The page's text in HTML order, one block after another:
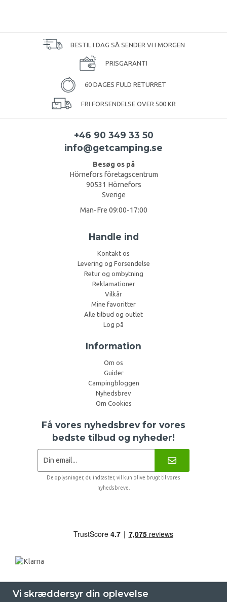
BESTIL I DAG SÅ SENDER VI I MORGEN
PRISGARANTI
60 DAGES FULD RETURRET
FRI FORSENDELSE OVER 500 KR
+46 90 349 33 50
info@getcamping.se
Besøg os på
Hörnefors företagscentrum
90531 Hörnefors
Sverige
Man-Fre 09:00-17:00
Handle ind
Kontakt os
Levering og Forsendelse
Retur og ombytning
Reklamationer
Vilkår
Mine favoritter
Alle tilbud og outlet
Log på
Information
Om os
Guider
Campingbloggen
Nyhedsbrev
Om Cookies
Få vores nyhedsbrev for vores
bedste tilbud og nyheder!
De oplysninger, du indtaster, vil kun blive brugt til vores
nyhedsbreve.
Vi skræddersyr din oplevelse